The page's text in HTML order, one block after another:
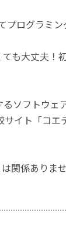
プログラミ
も大丈夫！
ソフトウェ
イト「コエ
関係ありま